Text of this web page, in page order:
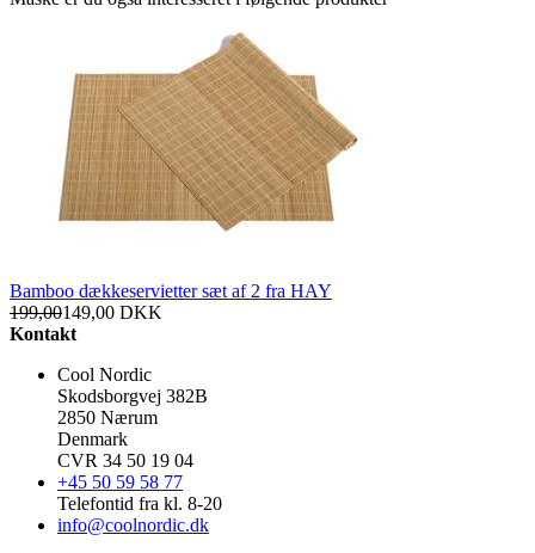
Bamboo dækkeservietter sæt af 2 fra HAY
199,00149,00 DKK
Kontakt
Cool Nordic
Skodsborgvej 382B
2850 Nærum
Denmark
CVR 34 50 19 04
+45 50 59 58 77
Telefontid fra kl. 8-20
info@coolnordic.dk